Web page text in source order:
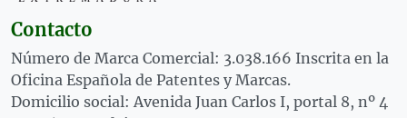
Contacto
Número de Marca Comercial: 3.038.166 Inscrita en la
Oficina Española de Patentes y Marcas.
Domicilio social: Avenida Juan Carlos I, portal 8, nº 4